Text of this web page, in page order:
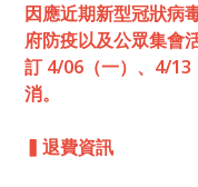
因應近期新型冠狀病
府防疫以及公眾集會
訂 4/06（一）、4/13
消。
▍退費資訊